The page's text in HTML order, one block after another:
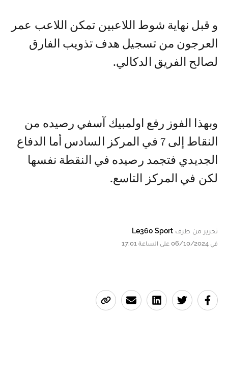
و قبل نهاية شوط اللاعبين تمكن اللاعب عمر
العرجون من تسجيل هدف تذويب الفارق
لصالح الفريق الدكالي.
وبهذا الفوز رفع اولمبيك آسفي رصيده من
النقاط إلى 7 في المركز السادس أما الدفاع
الجديدي فتجمد رصيده في النقطة نفسها
لكن في المركز التاسع.
تحرير من طرف Le360 Sport
في 06/10/2024 على الساعة 17:01